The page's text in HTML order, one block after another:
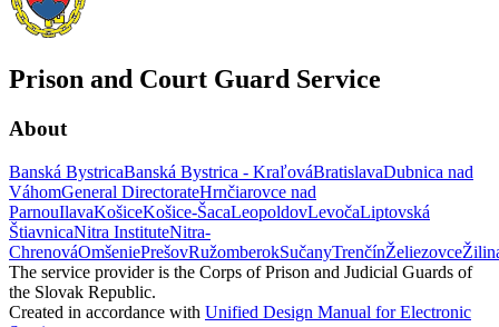
Prison and Court Guard Service
About
Banská BystricaBanská Bystrica - KraľováBratislavaDubnica nad
VáhomGeneral DirectorateHrnčiarovce nad
ParnouIlavaKošiceKošice-ŠacaLeopoldovLevočaLiptovská
ŠtiavnicaNitra InstituteNitra-
ChrenováOmšeniePrešovRužomberokSučanyTrenčínŽeliezovce
The service provider is the Corps of Prison and Judicial Guards of
the Slovak Republic.
Created in accordance with Unified Design Manual for Electronic